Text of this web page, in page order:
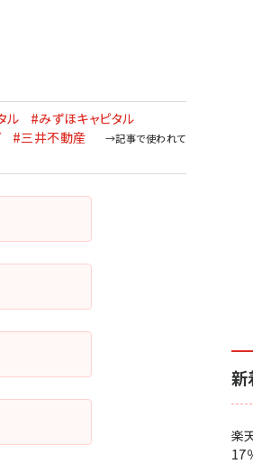
ル
#みずほキャピタル
#三井不動産
新
楽
17